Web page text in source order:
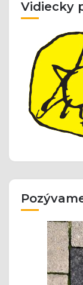
Vidiecky